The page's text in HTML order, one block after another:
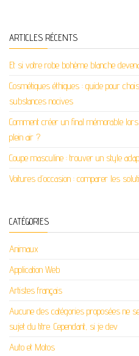
ARTICLES RÉCENTS
Et si votre robe bohème blanche
Cosmétiques éthiques : guide pour
substances nocives
Comment créer un final mémorable
plein air ?
Coupe masculine : trouver un style
Voitures d’occasion : comparer les
CATÉGORIES
Animaux
Application Web
Artistes français
Aucune des catégories proposées ne
sujet du titre. Cependant, si je dev
Auto et Motos